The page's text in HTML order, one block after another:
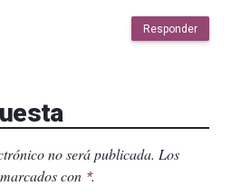
Responder
no será publicada. Los
con *.